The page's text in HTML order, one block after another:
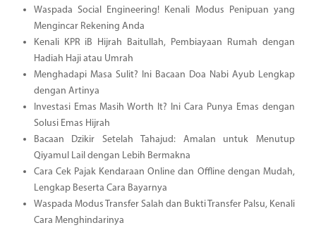
Waspada Social Engineering! Kenali Modus Penipuan yang
Mengincar Rekening Anda
Kenali KPR iB Hijrah Baitullah, Pembiayaan Rumah dengan
Hadiah Haji atau Umrah
Menghadapi Masa Sulit? Ini Bacaan Doa Nabi Ayub Lengkap
dengan Artinya
Investasi Emas Masih Worth It? Ini Cara Punya Emas dengan
Solusi Emas Hijrah
Bacaan Dzikir Setelah Tahajud: Amalan untuk Menutup
Qiyamul Lail dengan Lebih Bermakna
Cara Cek Pajak Kendaraan Online dan Offline dengan Mudah,
Lengkap Beserta Cara Bayarnya
Waspada Modus Transfer Salah dan Bukti Transfer Palsu, Kenali
Cara Menghindarinya